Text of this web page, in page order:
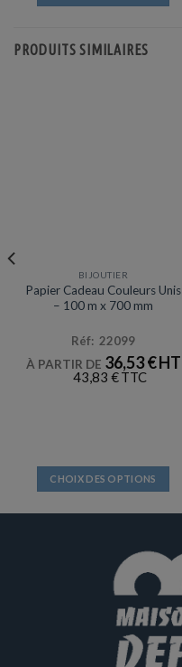
a
produit
PRODUITS SIMILAIRES
BIJOUTIER
Papier Cadeau Couleurs Unis
– 100 m x 700 mm
Réf: 22099
À PARTIR DE 36,53€
43,83 €
CHOIX DES OPTIONS
plusieurs
variations.
Les
options
peuvent
être